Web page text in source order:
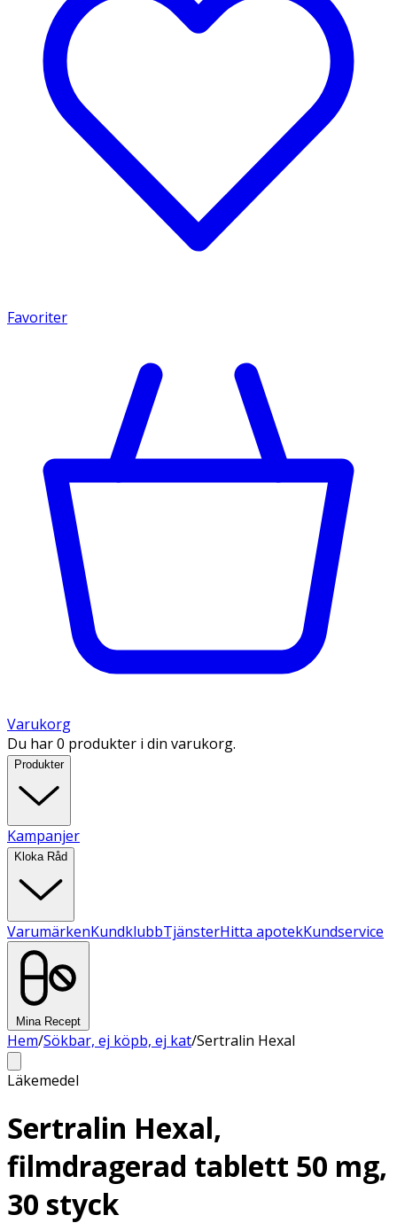
Favoriter
Varukorg
Du har 0 produkter i din varukorg.
Produkter
Kampanjer
Kloka Råd
VarumärkenKundklubbTjänsterHitta apotekKundservice
Mina Recept
Hem/Sökbar, ej köpb, ej kat/Sertralin Hexal
Läkemedel
Sertralin Hexal,
filmdragerad tablett 50 mg,
30 styck